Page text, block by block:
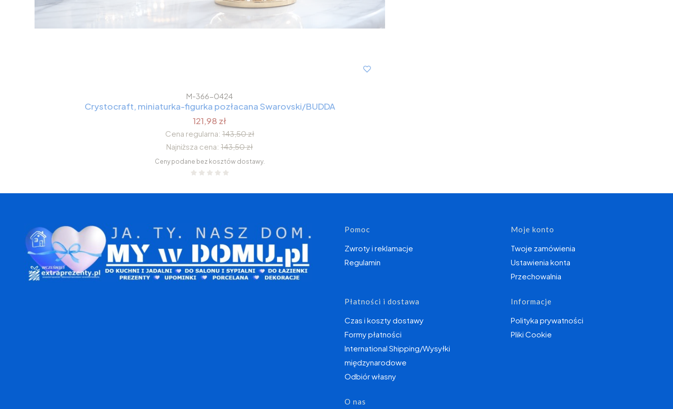
M-366-0424
Crystocraft, miniaturka-figurka pozłacana Swarovski/BUDDA
121,98 zł
Cena regularna: 143,50 zł
Najniższa cena: 143,50 zł
Ceny podane bez kosztów dostawy.
Linki w stopce
Pomoc
Zwroty i reklamacje
Regulamin
Moje konto
Twoje zamówienia
Ustawienia konta
Przechowalnia
Płatności i dostawa
Czas i koszty dostawy
Formy płatności
International Shipping/Wysyłki
międzynarodowe
Odbiór własny
Informacje
Polityka prywatności
Pliki Cookie
O nas